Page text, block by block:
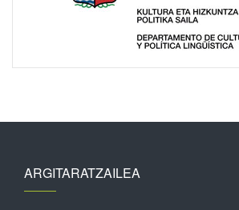
ARGITARATZAILEA